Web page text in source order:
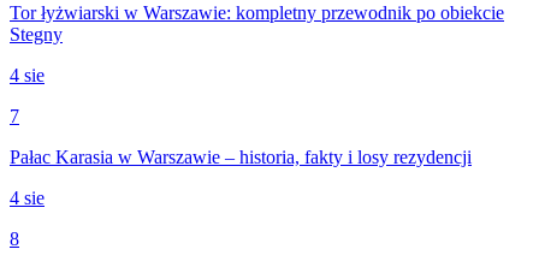
Tor łyżwiarski w Warszawie: kompletny przewodnik po obiekcie
Stegny
4 sie
7
Pałac Karasia w Warszawie – historia, fakty i losy rezydencji
4 sie
8